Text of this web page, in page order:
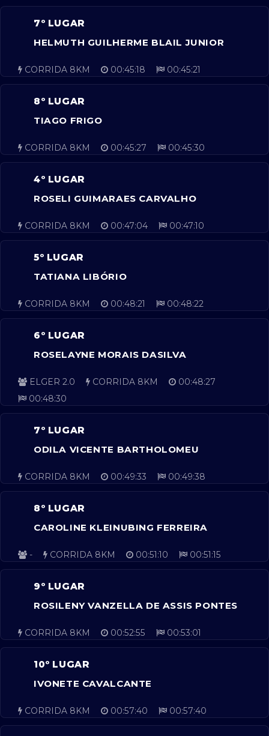
7º LUGAR
HELMUTH GUILHERME BLAIL JUNIOR
CORRIDA 8KM 00:45:18 00:45:21
8º LUGAR
TIAGO FRIGO
CORRIDA 8KM 00:45:27 00:45:30
4º LUGAR
ROSELI GUIMARAES CARVALHO
CORRIDA 8KM 00:47:04 00:47:10
5º LUGAR
TATIANA LIBÓRIO
CORRIDA 8KM 00:48:21 00:48:22
6º LUGAR
ROSELAYNE MORAIS DASILVA
ELGER 2.0 CORRIDA 8KM
00:48:27
00:48:30
7º LUGAR
ODILA VICENTE BARTHOLOMEU
CORRIDA 8KM 00:49:33 00:49:38
8º LUGAR
CAROLINE KLEINUBING FERREIRA
- CORRIDA 8KM 00:51:10 00:51:15
9º LUGAR
ROSILENY VANZELLA DE ASSIS PONTES
CORRIDA 8KM 00:52:55 00:53:01
10º LUGAR
IVONETE CAVALCANTE
CORRIDA 8KM 00:57:40 00:57:40